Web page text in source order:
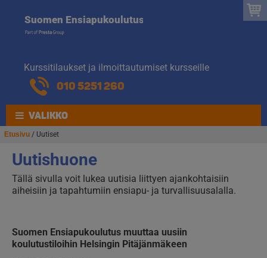
navigointiin
sisältöön
Suomen EnsiapukoulutusSuomen
Kurssitilaukset ja ilmoittautumiset kursseille
010 5251 260
VALIKKO
Etusivu / Uutiset
Uutishuone
Tällä sivulla voit lukea uutisia liittyen ajankohtaisiin
aiheisiin ja tapahtumiin ensiapu- ja turvallisuusalalla.
Suomen Ensiapukoulutus muuttaa uusiin
koulutustiloihin Helsingin Pitäjänmäkeen